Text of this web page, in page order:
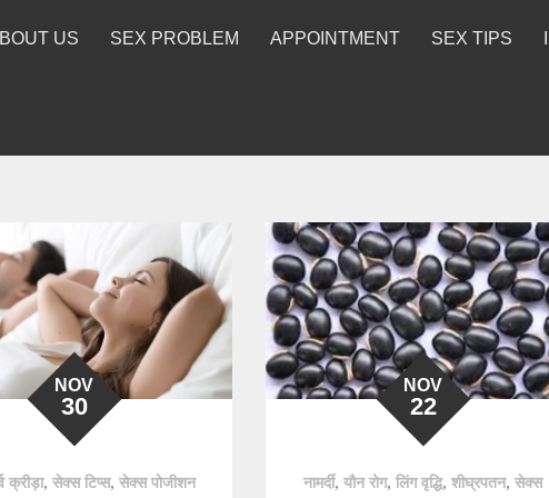
US SEX PROBLEM APPOINTMENT SEX TIPS
NOV
30
क्रीड़ा, सेक्स टिप्स, सेक्स पोजीशन
NOV
22
नामर्दी,यौन रोग,लिंग वृद्धि,शीघ्रपतन,सेक्स